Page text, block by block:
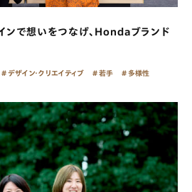
ンで想いをつなげ、Hondaブランド
デザイン・クリエイティブ 若手 多様性